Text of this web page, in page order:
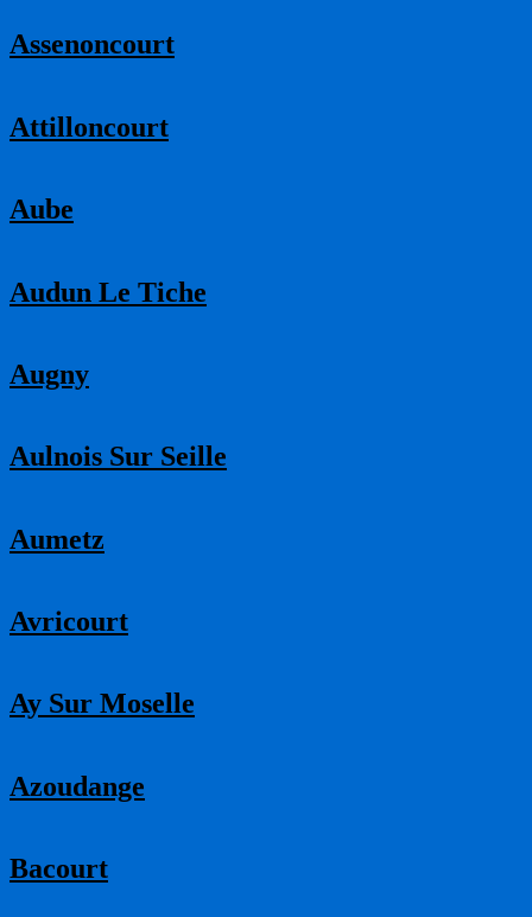
Assenoncourt
Attilloncourt
Aube
Audun Le Tiche
Augny
Aulnois Sur Seille
Aumetz
Avricourt
Ay Sur Moselle
Azoudange
Bacourt